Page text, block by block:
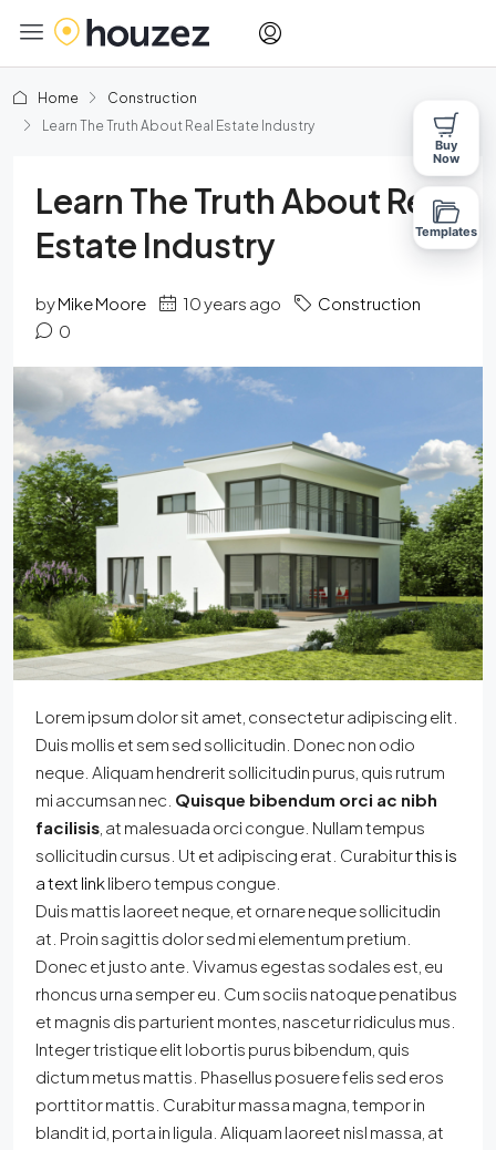
Home
Construction
Learn The Truth About Real Estate Industry
Learn The Truth About Real
Estate Industry
byMike Moore 10 years ago
Construction
0
Lorem ipsum dolor sit amet, consectetur adipiscing elit.
Duis mollis et sem sed sollicitudin. Donec non odio
neque. Aliquam hendrerit sollicitudin purus, quis rutrum
mi accumsan nec. Quisque bibendum orci ac nibh
facilisis , at malesuada orci congue. Nullam tempus
sollicitudin cursus. Ut et adipiscing erat. Curabiturthis is
a text linklibero tempus congue.
Duis mattis laoreet neque, et ornare neque sollicitudin
at. Proin sagittis dolor sed mi elementum pretium.
Donec et justo ante. Vivamus egestas sodales est, eu
rhoncus urna semper eu. Cum sociis natoque penatibus
et magnis dis parturient montes, nascetur ridiculus mus.
Integer tristique elit lobortis purus bibendum, quis
dictum metus mattis. Phasellus posuere felis sed eros
porttitor mattis. Curabitur massa magna, tempor in
blandit id, porta in ligula. Aliquam laoreet nisl massa, at
Buy
Now
Templates